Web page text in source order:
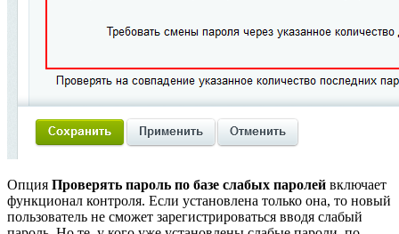
Опция Проверять пароль по базе слабых паролей включает
функционал контроля. Если установлена только она, то новый
пользователь не сможет зарегистрироваться вводя слабый